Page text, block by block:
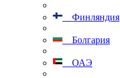
Финляндия
Болгария
ОАЭ